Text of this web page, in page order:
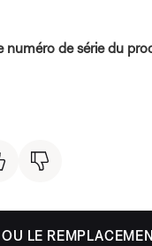
numéro de série du
LE